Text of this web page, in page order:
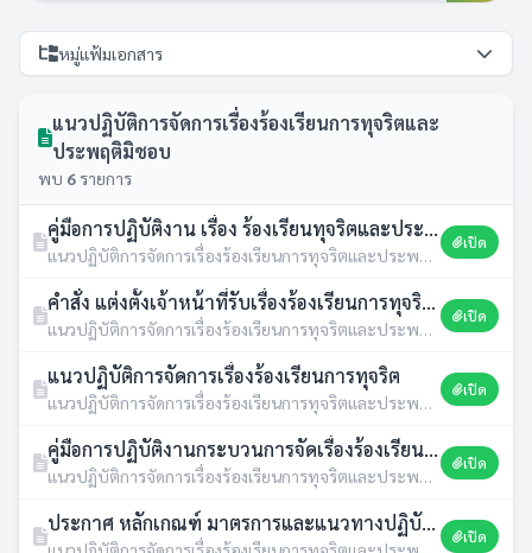
หมู่แฟ้มเอกสาร
แนวปฏิบัติการจัดการเรื่องร้องเรียนการทุจริตและ
ประพฤติมิชอบ
พบ 6 รายการ
คู่มือการปฏิบัติงาน เรื่อง ร้องเรียนทุจริตและประพฤติมิชอบ
แนวปฏิบัติการจัดการเรื่องร้องเรียนการทุจริตและประพฤติมิชอบ · 18 พ.ค. 2569 · 5 ดาวน์โหลด
เปิด
คำสั่ง แต่งตั้งเจ้าหน้าที่รับเรื่องร้องเรียนการทุจริต ประจำปีงบประมาณ พ.ศ.2567
แนวปฏิบัติการจัดการเรื่องร้องเรียนการทุจริตและประพฤติมิชอบ · 02 ต.ค. 2566 · 165 ดาวน์โหลด
เปิด
แนวปฏิบัติการจัดการเรื่องร้องเรียนการทุจริต
แนวปฏิบัติการจัดการเรื่องร้องเรียนการทุจริตและประพฤติมิชอบ · 08 ก.พ. 2566 · 264 ดาวน์โหลด
เปิด
คู่มือการปฏิบัติงานกระบวนการจัดเรื่องร้องเรียนการทุจริต
แนวปฏิบัติการจัดการเรื่องร้องเรียนการทุจริตและประพฤติมิชอบ · 07 ก.พ. 2566 · 245 ดาวน์โหลด
เปิด
ประกาศ หลักเกณฑ์ มาตรการและแนวทางปฏิบัติเกี่ยวกับการจัดการข้อร้องเรียนกรณีเกิดการทุจริตและประพฤติมิขอบของเจ้าหน้าที
เปิด